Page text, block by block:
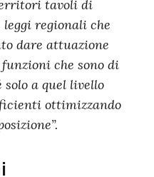
tavoli di
regionali che
dare attuazione
che sono di
a quel livello
ottimizzando